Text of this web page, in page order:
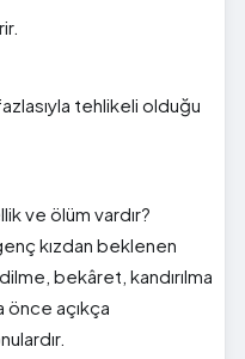
tehlikeli olduğu
ve ölüm vardır?
kızdan beklenen
bekâret, kandırılma
önce açıkça